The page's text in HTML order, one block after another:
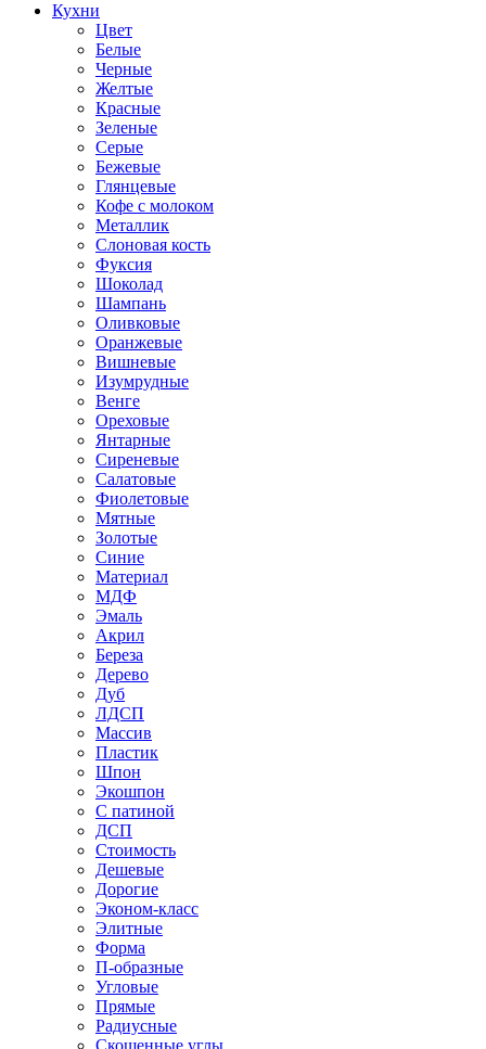
Кухни
Цвет
Белые
Черные
Желтые
Красные
Зеленые
Серые
Бежевые
Глянцевые
Кофе с молоком
Металлик
Слоновая кость
Фуксия
Шоколад
Шампань
Оливковые
Оранжевые
Вишневые
Изумрудные
Венге
Ореховые
Янтарные
Сиреневые
Салатовые
Фиолетовые
Мятные
Золотые
Синие
Материал
МДФ
Эмаль
Акрил
Береза
Дерево
Дуб
ЛДСП
Массив
Пластик
Шпон
Экошпон
С патиной
ДСП
Стоимость
Дешевые
Дорогие
Эконом-класс
Элитные
Форма
П-образные
Угловые
Прямые
Радиусные
Скошенные углы